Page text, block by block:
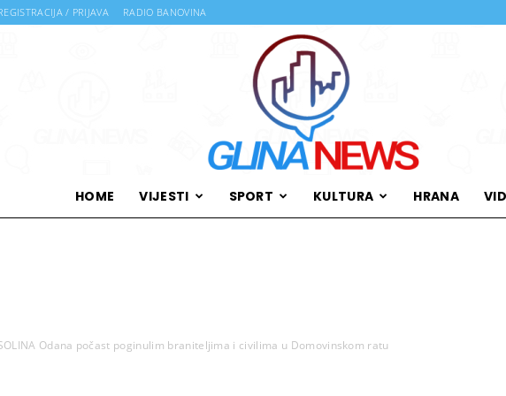
/ PRIJAVA RADIO BANOVINA
News
HOME VIJESTI SPORT KULTURA HRANA
Odana počast poginulim braniteljima i civilima u Domovinskom ratu